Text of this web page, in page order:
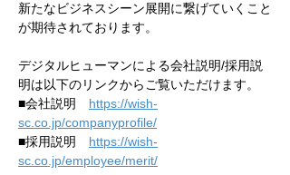
新たなビジネスシーン展開に繋げていくこと
が期待されております。
デジタルヒューマンによる会社説明/採用説
明は以下のリンクからご覧いただけます。
■会社説明 https://wish-
sc.co.jp/companyprofile/
■採用説明 https://wish-
sc.co.jp/employee/merit/